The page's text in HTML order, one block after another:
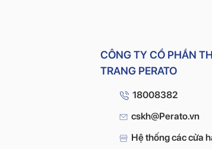
CÔNG TY CỔ PHẦN
TRANG PERATO
18008382
cskh@Perato.vn
Hệ thống các cửa